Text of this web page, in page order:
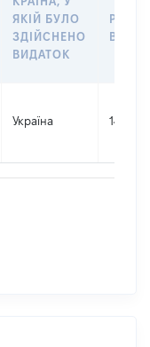
ЯКІЙ БУЛО
ЗДІЙСНЕНО
ВИДАТОК
Україна 140000